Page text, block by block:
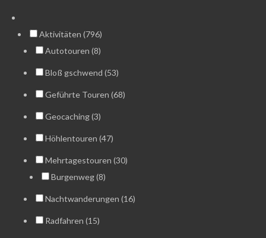
Aktivitäten (796)
Autotouren (8)
Bloß gschwend (53)
Geführte Touren (68)
Geocaching (3)
Höhlentouren (47)
Mehrtagestouren (30)
Burgenweg (8)
Nachtwanderungen (16)
Radfahren (15)